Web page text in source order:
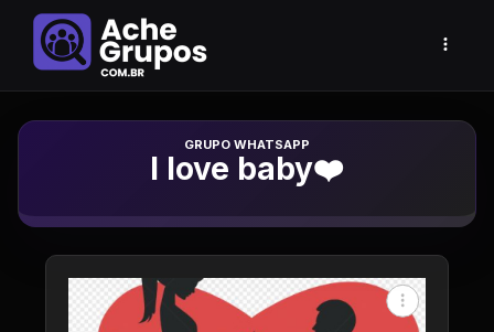
Grupo de Whatsapp
I love baby❤️